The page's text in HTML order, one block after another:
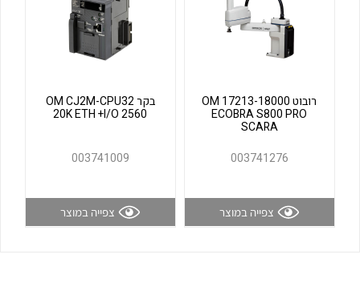
רובוט OM 17213-18000
ECOBRA S800 PRO
SCARA
003741276
צפייה במוצר
בקר OM CJ2M-CPU32
20K ETH +I/O 2560
003741009
צפייה במוצר